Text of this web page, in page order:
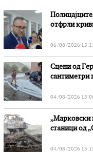
отфрли
06/08/2026
Сцени од
сантиметри
04/08/2026
„Марковски
станици од
04/08/2026